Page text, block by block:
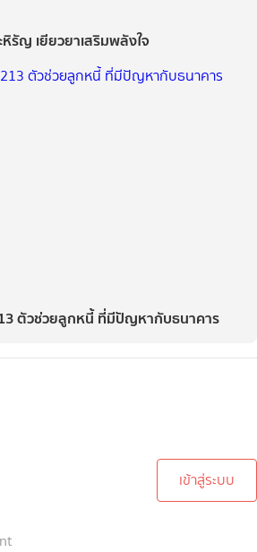
ญ เยียวยาเสริมพลังใจ
ตัวช่วยลูกหนี้ ที่มีปัญหากับธนาคาร
เข้าสู่ระบบ